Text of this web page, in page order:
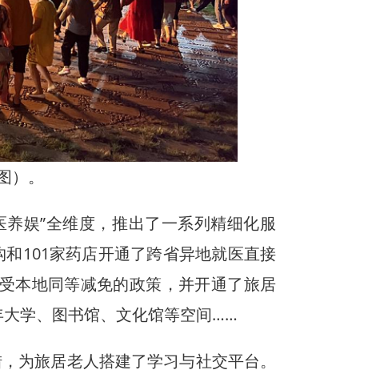
。
娱”全维度，推出了一系列精细化服
101家药店开通了跨省异地就医直接
本地同等减免的政策，并开通了旅居
学、图书馆、文化馆等空间……
旅居老人搭建了学习与社交平台。